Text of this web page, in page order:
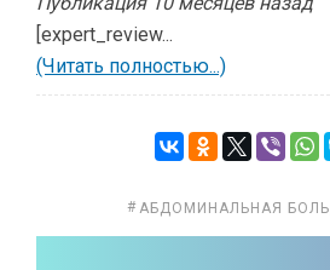
[expert_review...
(Читать полностью...)
АБДОМИНАЛЬНАЯ БОЛЬ